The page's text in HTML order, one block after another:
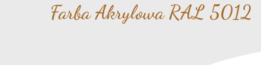
Farba Akrylowa RAL 5012